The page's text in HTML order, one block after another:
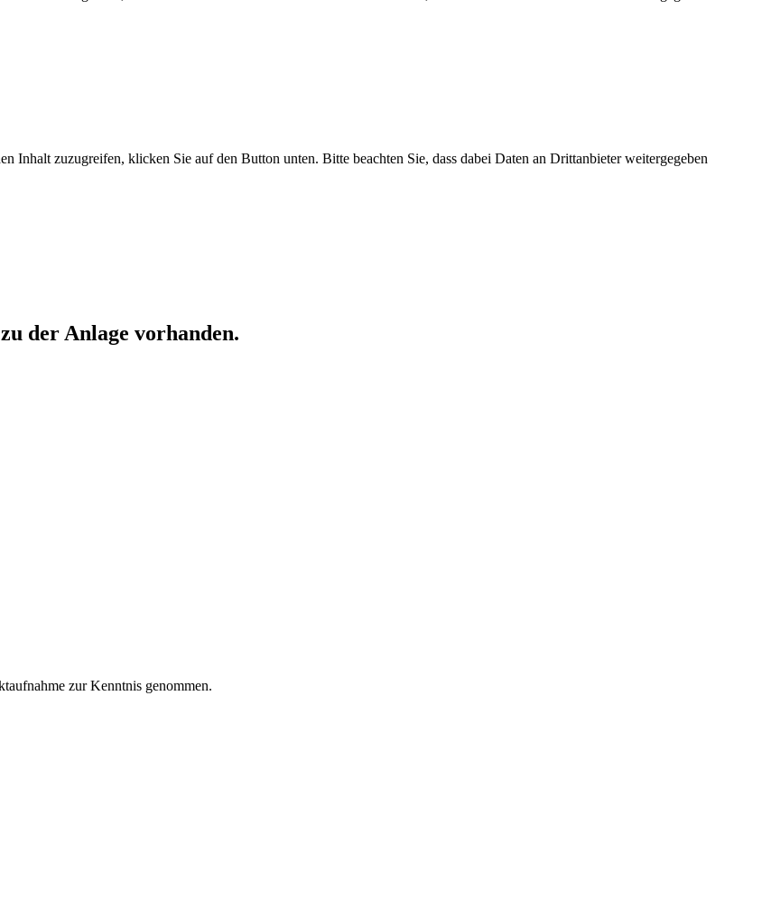
Inhalt zuzugreifen, klicken Sie auf den Button unten. Bitte beachten Sie, dass dabei Daten an Drittanbieter weitergegeben
der Anlage vorhanden.
zur Kenntnis genommen.